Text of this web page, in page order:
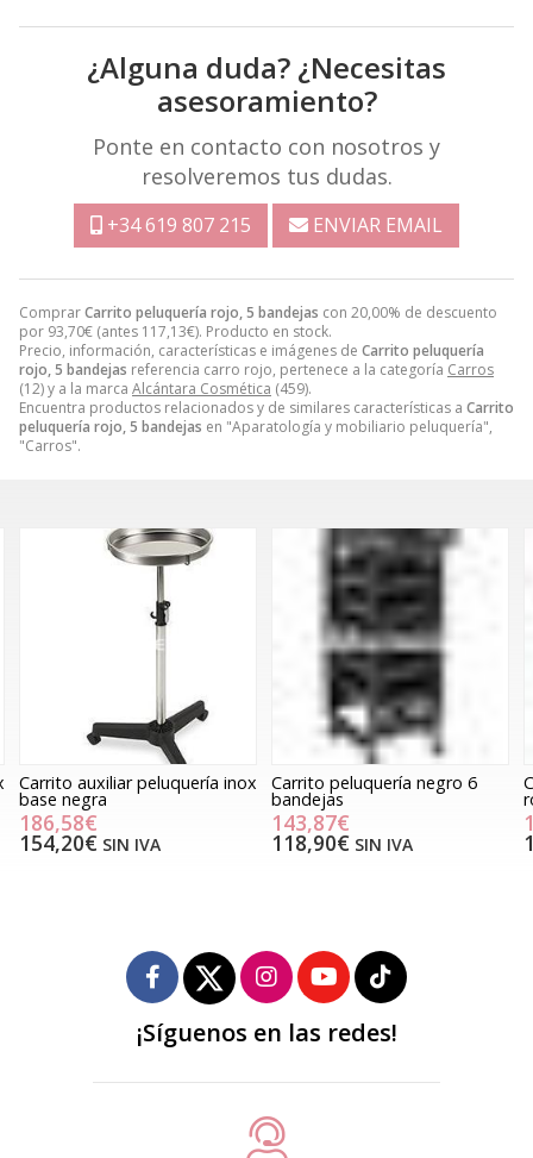
ComprarCarrito peluquería rojo, 5 bandejas con 20,00% de descuento
por 93,70€ (antes 117,13€). Producto en stock.
Precio, información, características e imágenes de Carrito peluquería
rojo, 5 bandejas referencia carro rojo, pertenece a la categoría Carros
(12) y a la marca Alcántara Cosmética (459).
Encuentra productos relacionados y de similares características a Carrito
peluquería rojo, 5 bandejas en "Aparatología y mobiliario peluquería",
"Carros".
¿Alguna duda? ¿Necesitas
asesoramiento?
Ponte en contacto con nosotros y
resolveremos tus dudas.
+34 619 807 215 ENVIAR EMAIL
Carrito auxiliar peluquería inox
base negra
186,58€
154,20€ SIN IVA
Carrito peluquería negro 6
bandejas
143,87€
118,90€ SIN IVA
¡Síguenos en las redes!